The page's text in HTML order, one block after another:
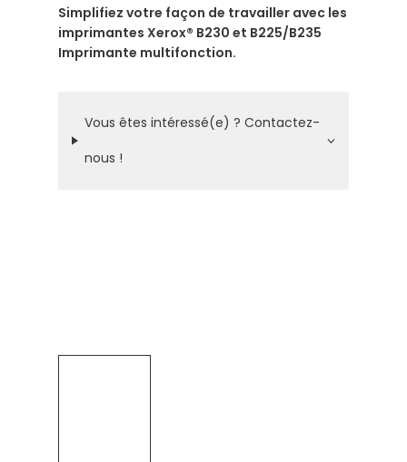
Simplifiez votre façon de travailler avec les
imprimantes Xerox® B230 et B225/B235
Imprimante multifonction.
Vous êtes intéressé(e) ? Contactez-
nous !